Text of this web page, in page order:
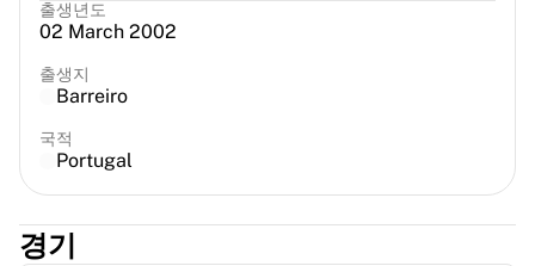
EF 에듀케이션
사이클링 전체 보기
프랑스 럭비
글로스터 럭비
바스 럭비
ASM 클레르몽 오베르뉴
할리퀸스
출생년도
02 March 2002
출생지
Barreiro
국적
Portugal
경기